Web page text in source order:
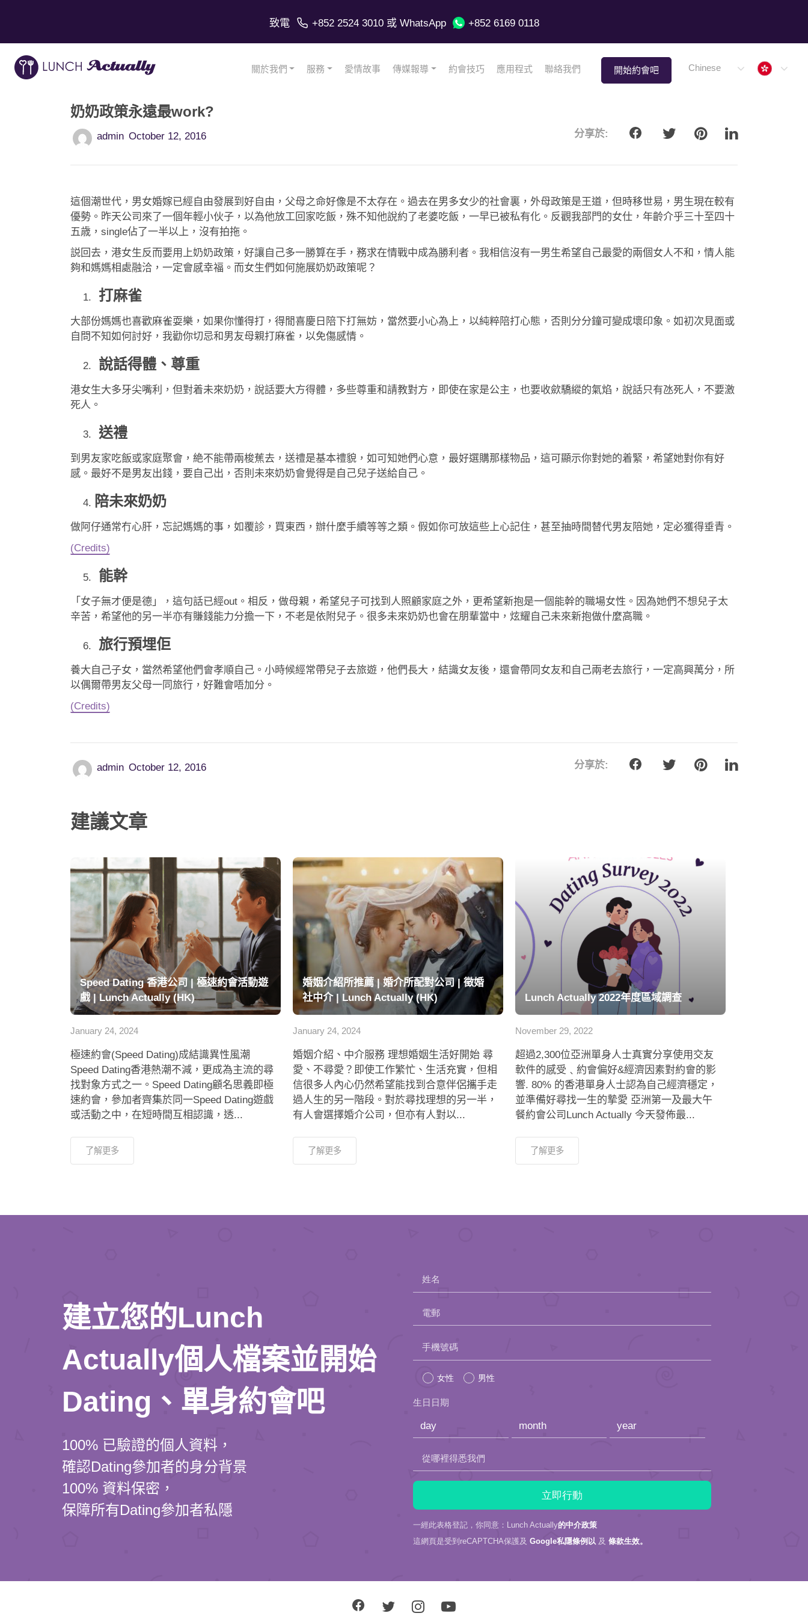
致電 +852 2524 3010或 WhatsApp +852 6169 0118
關於我們 服務 愛情故事 傳媒報導 約會技巧 應用程式 聯絡我們 開始約會吧 Chinese Hong
奶奶政策永遠最work?
admin October 12, 2016 分享於:
這個潮世代，男女婚嫁已經自由發展到好自由，父母之命好像是不太存在。過去在男多女少的社會裏，外母政策是王道，但時移世易，男生現在較有
優勢。昨天公司來了一個年輕小伙子，以為他放工回家吃飯，殊不知他說約了老婆吃飯，一早已被私有化。反觀我部門的女仕，年齡介乎三十至四十
五歳，single佔了一半以上，沒有拍拖。
説回去，港女生反而要用上奶奶政策，好讓自己多一勝算在手，務求在情戰中成為勝利者。我相信沒有一男生希望自己最愛的兩個女人不和，情人能
夠和媽媽相處融洽，一定會感幸福。而女生們如何施展奶奶政策呢？
打麻雀
大部份媽媽也喜歡麻雀耍樂，如果你懂得打，得閒喜慶日陪下打無妨，當然要小心為上，以純粹陪打心態，否則分分鐘可變成壞印象。如初次見面或
自問不知如何討好，我勸你切忌和男友母親打麻雀，以免傷感情。
說話得體、尊重
港女生大多牙尖嘴利，但對着未來奶奶，說話要大方得體，多些尊重和請教對方，即使在家是公主，也要收歛驕縱的氣焰，說話只有氹死人，不要激
死人。
送禮
到男友家吃飯或家庭聚會，絶不能帶兩梭蕉去，送禮是基本禮貌，如可知她們心意，最好選購那樣物品，這可顯示你對她的着緊，希望她對你有好
感。最好不是男友出錢，要自己出，否則未來奶奶會覺得是自己兒子送給自己。
陪未來奶奶
做阿仔通常冇心肝，忘記媽媽的事，如覆診，買東西，辦什麼手續等等之類。假如你可放這些上心記住，甚至抽時間替代男友陪她，定必獲得垂青。
(Credits)
能幹
「女子無才便是德」，這句話已經out。相反，做母親，希望兒子可找到人照顧家庭之外，更希望新抱是一個能幹的職場女性。因為她們不想兒子太
辛苦，希望他的另一半亦有賺錢能力分擔一下，不老是依附兒子。很多未來奶奶也會在朋輩當中，炫耀自己未來新抱做什麼高職。
旅行預埋佢
養大自己子女，當然希望他們會孝順自己。小時候經常帶兒子去旅遊，他們長大，結識女友後，還會帶同女友和自己兩老去旅行，一定高興萬分，所
以偶爾帶男友父母一同旅行，好難會唔加分。
(Credits)
admin October 12, 2016 分享於:
建議文章
Speed Dating 香港公司 | 極速約會活動遊
戲 | Lunch Actually (HK)
January 24, 2024
極速約會(Speed Dating)成結識異性風潮
Speed Dating香港熱潮不減，更成為主流的尋
找對象方式之一。Speed Dating顧名思義即極
速約會，參加者齊集於同一Speed Dating遊戲
或活動之中，在短時間互相認識，透...
了解更多
婚姻介紹所推薦 | 婚介所配對公司 | 徵婚
社中介 | Lunch Actually (HK)
January 24, 2024
婚姻介紹、中介服務 理想婚姻生活好開始 尋
愛、不尋愛？即使工作繁忙、生活充實，但相
信很多人內心仍然希望能找到合意伴侶攜手走
過人生的另一階段。對於尋找理想的另一半，
有人會選擇婚介公司，但亦有人對以...
了解更多
Lunch Actually 2022年度區域調查
November 29, 2022
超過2,300位亞洲單身人士真實分享使用交友
軟件的感受﹑約會偏好&經濟因素對約會的影
響. 80% 的香港單身人士認為自己經濟穩定，
並準備好尋找一生的摯愛 亞洲第一及最大午
餐約會公司Lunch Actually 今天發佈最...
了解更多
建立您的Lunch
Actually個人檔案並開始
Dating、單身約會吧
100% 已驗證的個人資料，
確認Dating參加者的身分背景
100% 資料保密，
保障所有Dating參加者私隱
姓名
電郵
Please
field
empty.
手機號碼
女性 男性
生日日期
從哪裡得悉我們
一經此表格登記，你同意：Lunch Actually的中介政策
這網頁是受到reCAPTCHA保護及 Google私隱條例以 及 條款生效。